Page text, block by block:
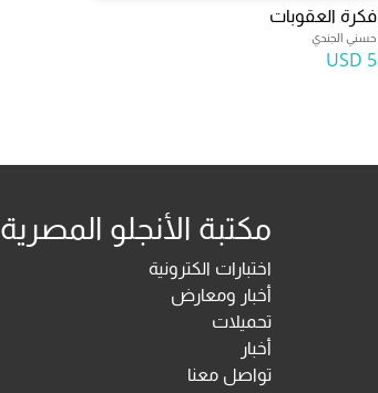
فكرة العقوبات
حسني الجندي
5 USD
مكتبة الأنجلو المصرية
اختبارات الكترونية
أخبار ومعارض
تحميلات
أخبار
تواصل معنا